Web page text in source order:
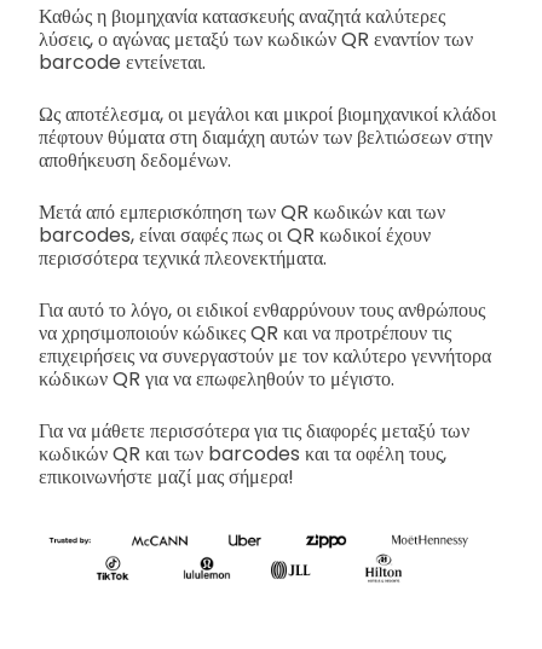
Καθώς η βιομηχανία κατασκευής αναζητά καλύτερες
λύσεις, ο αγώνας μεταξύ των κωδικών QR εναντίον των
barcode εντείνεται.
Ως αποτέλεσμα, οι μεγάλοι και μικροί βιομηχανικοί κλάδοι
πέφτουν θύματα στη διαμάχη αυτών των βελτιώσεων στην
αποθήκευση δεδομένων.
Μετά από εμπερισκόπηση των QR κωδικών και των
barcodes, είναι σαφές πως οι QR κωδικοί έχουν
περισσότερα τεχνικά πλεονεκτήματα.
Για αυτό το λόγο, οι ειδικοί ενθαρρύνουν τους ανθρώπους
να χρησιμοποιούν κώδικες QR και να προτρέπουν τις
επιχειρήσεις να συνεργαστούν με τον καλύτερο γεννήτορα
κώδικων QR για να επωφεληθούν το μέγιστο.
Για να μάθετε περισσότερα για τις διαφορές μεταξύ των
κωδικών QR και των barcodes και τα οφέλη τους,
επικοινωνήστε μαζί μας σήμερα!